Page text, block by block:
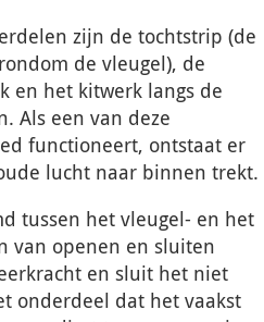
zijn de tochtstrip (de
de vleugel), de
en het kitwerk langs de
Als een van deze
functioneert, ontstaat er
lucht naar binnen trekt.
tussen het vleugel- en het
van openen en sluiten
en sluit het niet
onderdeel dat het vaakst